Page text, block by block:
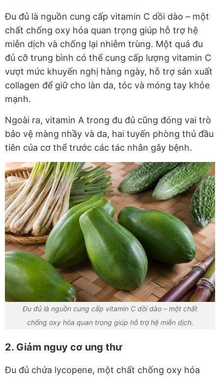
Đu đủ là nguồn cung cấp vitamin C dồi dào – một
chất chống oxy hóa quan trọng giúp hỗ trợ hệ
miễn dịch và chống lại nhiễm trùng. Một quả đu
đủ cỡ trung bình có thể cung cấp lượng vitamin C
vượt mức khuyến nghị hàng ngày, hỗ trợ sản xuất
collagen để giữ cho làn da, tóc và móng tay khỏe
mạnh.
Ngoài ra, vitamin A trong đu đủ cũng đóng vai trò
bảo vệ màng nhầy và da, hai tuyến phòng thủ đầu
tiên của cơ thể trước các tác nhân gây bệnh.
Đu đủ là nguồn cung cấp vitamin C dồi dào – một chất
chống oxy hóa quan trọng giúp hỗ trợ hệ miễn dịch.
2. Giảm nguy cơ ung thư
Đu đủ chứa lycopene, một chất chống oxy hóa